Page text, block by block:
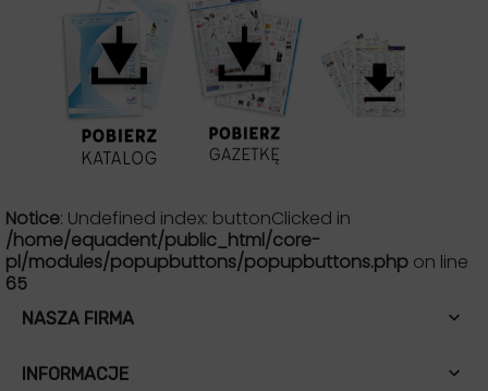
Notice: Undefined index: buttonClicked in
/home/equadent/public_html/core-
pl/modules/popupbuttons/popupbuttons.php on line
65
NASZA FIRMA 
INFORMACJE 